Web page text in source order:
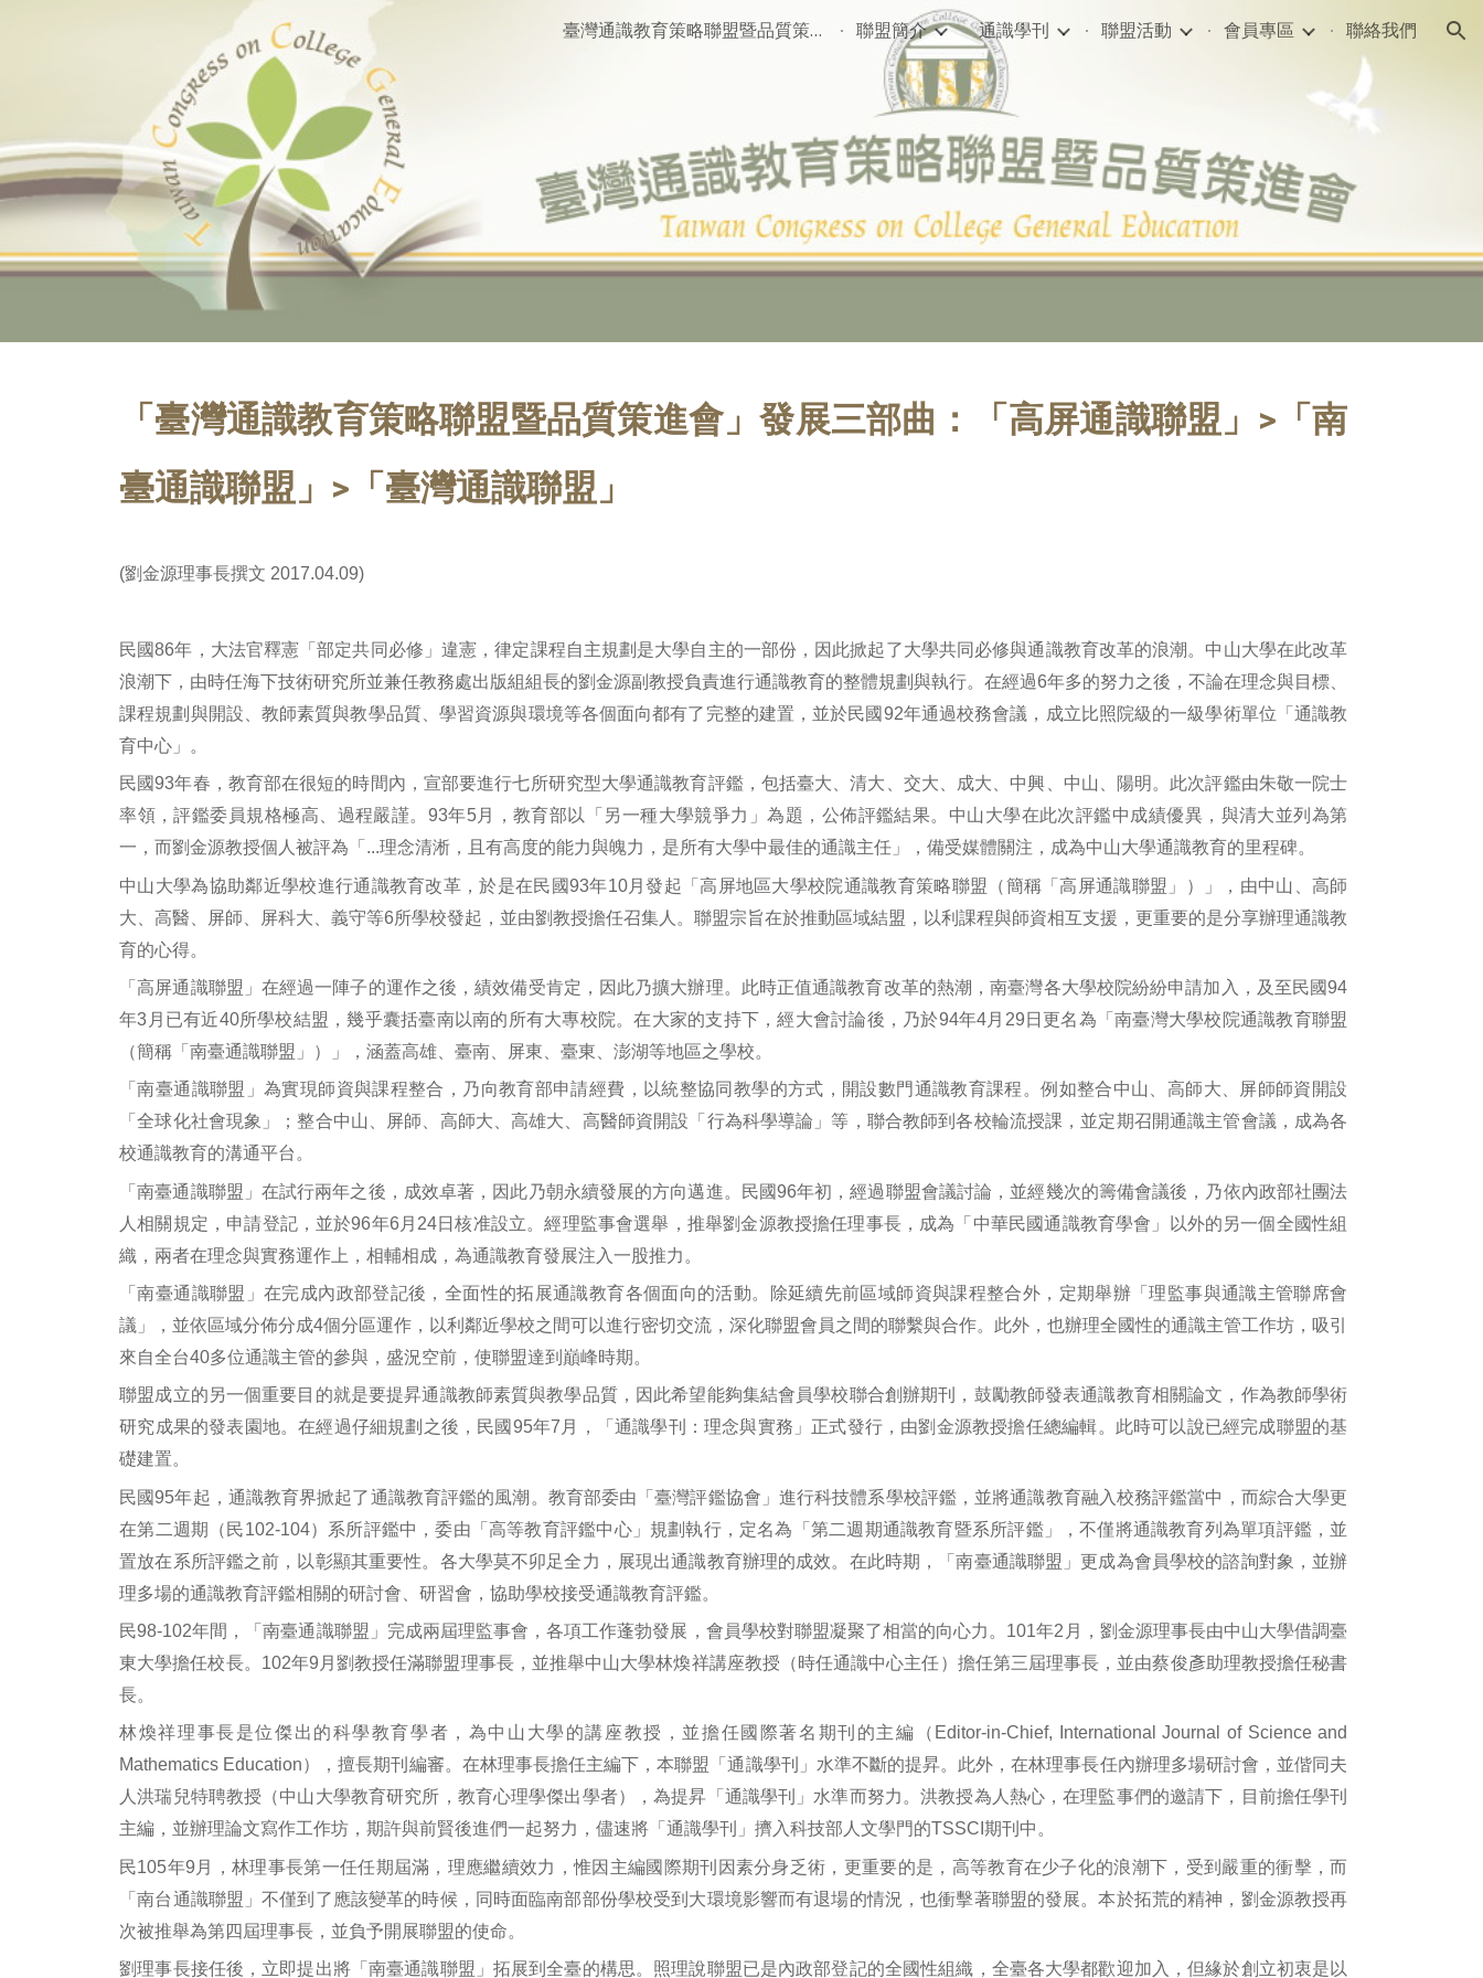
Skip to main content Skip to navigation
臺灣通識教育策略聯盟暨品質策進會 聯盟簡介 通識學刊 聯盟活動 會員專區 聯絡我們
「臺灣通識教育策略聯盟暨品質策進會」發展三部曲：「高屏通識聯盟」>「南
臺通識聯盟」>「臺灣通識聯盟」
(劉金源理事長撰文 2017.04.09)
民國86年，大法官釋憲「部定共同必修」違憲，律定課程自主規劃是大學自主的一部份，因此掀起了大學共同必修與通識教育改革的浪潮。中山大學在此改革
浪潮下，由時任海下技術研究所並兼任教務處出版組組長的劉金源副教授負責進行通識教育的整體規劃與執行。在經過6年多的努力之後，不論在理念與目標、
課程規劃與開設、教師素質與教學品質、學習資源與環境等各個面向都有了完整的建置，並於民國92年通過校務會議，成立比照院級的一級學術單位「通識教
育中心」。
民國93年春，教育部在很短的時間內，宣部要進行七所研究型大學通識教育評鑑，包括臺大、清大、交大、成大、中興、中山、陽明。此次評鑑由朱敬一院士
率領，評鑑委員規格極高、過程嚴謹。93年5月，教育部以「另一種大學競爭力」為題，公佈評鑑結果。中山大學在此次評鑑中成績優異，與清大並列為第
一，而劉金源教授個人被評為「...理念清淅，且有高度的能力與魄力，是所有大學中最佳的通識主任」，備受媒體關注，成為中山大學通識教育的里程碑。
中山大學為協助鄰近學校進行通識教育改革，於是在民國93年10月發起「高屏地區大學校院通識教育策略聯盟（簡稱「高屏通識聯盟」）」，由中山、高師
大、高醫、屏師、屏科大、義守等6所學校發起，並由劉教授擔任召集人。聯盟宗旨在於推動區域結盟，以利課程與師資相互支援，更重要的是分享辦理通識教
育的心得。
「高屏通識聯盟」在經過一陣子的運作之後，績效備受肯定，因此乃擴大辦理。此時正值通識教育改革的熱潮，南臺灣各大學校院紛紛申請加入，及至民國94
年3月已有近40所學校結盟，幾乎囊括臺南以南的所有大專校院。在大家的支持下，經大會討論後，乃於94年4月29日更名為「南臺灣大學校院通識教育聯盟
（簡稱「南臺通識聯盟」）」，涵蓋高雄、臺南、屏東、臺東、澎湖等地區之學校。
「南臺通識聯盟」為實現師資與課程整合，乃向教育部申請經費，以統整協同教學的方式，開設數門通識教育課程。例如整合中山、高師大、屏師師資開設
「全球化社會現象」；整合中山、屏師、高師大、高雄大、高醫師資開設「行為科學導論」等，聯合教師到各校輪流授課，並定期召開通識主管會議，成為各
校通識教育的溝通平台。
「南臺通識聯盟」在試行兩年之後，成效卓著，因此乃朝永續發展的方向邁進。民國96年初，經過聯盟會議討論，並經幾次的籌備會議後，乃依內政部社團法
人相關規定，申請登記，並於96年6月24日核准設立。經理監事會選舉，推舉劉金源教授擔任理事長，成為「中華民國通識教育學會」以外的另一個全國性組
織，兩者在理念與實務運作上，相輔相成，為通識教育發展注入一股推力。
「南臺通識聯盟」在完成內政部登記後，全面性的拓展通識教育各個面向的活動。除延續先前區域師資與課程整合外，定期舉辦「理監事與通識主管聯席會
議」，並依區域分佈分成4個分區運作，以利鄰近學校之間可以進行密切交流，深化聯盟會員之間的聯繫與合作。此外，也辦理全國性的通識主管工作坊，吸引
來自全台40多位通識主管的參與，盛況空前，使聯盟達到巔峰時期。
聯盟成立的另一個重要目的就是要提昇通識教師素質與教學品質，因此希望能夠集結會員學校聯合創辦期刊，鼓勵教師發表通識教育相關論文，作為教師學術
研究成果的發表園地。在經過仔細規劃之後，民國95年7月，「通識學刊：理念與實務」正式發行，由劉金源教授擔任總編輯。此時可以說已經完成聯盟的基
礎建置。
民國95年起，通識教育界掀起了通識教育評鑑的風潮。教育部委由「臺灣評鑑協會」進行科技體系學校評鑑，並將通識教育融入校務評鑑當中，而綜合大學更
在第二週期（民102-104）系所評鑑中，委由「高等教育評鑑中心」規劃執行，定名為「第二週期通識教育暨系所評鑑」，不僅將通識教育列為單項評鑑，並
置放在系所評鑑之前，以彰顯其重要性。各大學莫不卯足全力，展現出通識教育辦理的成效。在此時期，「南臺通識聯盟」更成為會員學校的諮詢對象，並辦
理多場的通識教育評鑑相關的研討會、研習會，協助學校接受通識教育評鑑。
民98-102年間，「南臺通識聯盟」完成兩屆理監事會，各項工作蓬勃發展，會員學校對聯盟凝聚了相當的向心力。101年2月，劉金源理事長由中山大學借調臺
東大學擔任校長。102年9月劉教授任滿聯盟理事長，並推舉中山大學林煥祥講座教授（時任通識中心主任）擔任第三屆理事長，並由蔡俊彥助理教授擔任秘書
長。
林煥祥理事長是位傑出的科學教育學者，為中山大學的講座教授，並擔任國際著名期刊的主編（Editor-in-Chief, International Journal of Science and
Mathematics Education），擅長期刊編審。在林理事長擔任主編下，本聯盟「通識學刊」水準不斷的提昇。此外，在林理事長任內辦理多場研討會，並偕同夫
人洪瑞兒特聘教授（中山大學教育研究所，教育心理學傑出學者），為提昇「通識學刊」水準而努力。洪教授為人熱心，在理監事們的邀請下，目前擔任學刊
主編，並辦理論文寫作工作坊，期許與前賢後進們一起努力，儘速將「通識學刊」擠入科技部人文學門的TSSCI期刊中。
民105年9月，林理事長第一任任期屆滿，理應繼續效力，惟因主編國際期刊因素分身乏術，更重要的是，高等教育在少子化的浪潮下，受到嚴重的衝擊，而
「南台通識聯盟」不僅到了應該變革的時候，同時面臨南部部份學校受到大環境影響而有退場的情況，也衝擊著聯盟的發展。本於拓荒的精神，劉金源教授再
次被推舉為第四屆理事長，並負予開展聯盟的使命。
劉理事長接任後，立即提出將「南臺通識聯盟」拓展到全臺的構思。照理說聯盟已是內政部登記的全國性組織，全臺各大學都歡迎加入，但緣於創立初衷是以